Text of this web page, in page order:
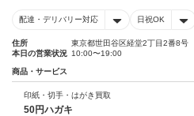
配達・デリバリー対応 日祝OK
住所
東京都世田谷区経堂2丁目2番8号
本日の営業状況 10:00〜19:00
商品・サービス
印紙・切手・はがき買取
50円ハガキ